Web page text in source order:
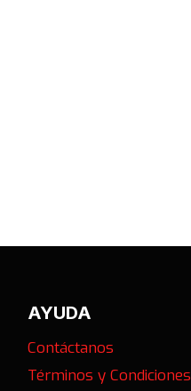
AYUDA
Contáctanos
Términos y Condiciones